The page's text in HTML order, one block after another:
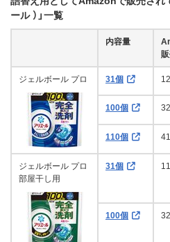
ール ）」一覧
内容量
ジェルボール プロ 31個
100個
110個
ジェルボール プロ
部屋干し用
31個
100個